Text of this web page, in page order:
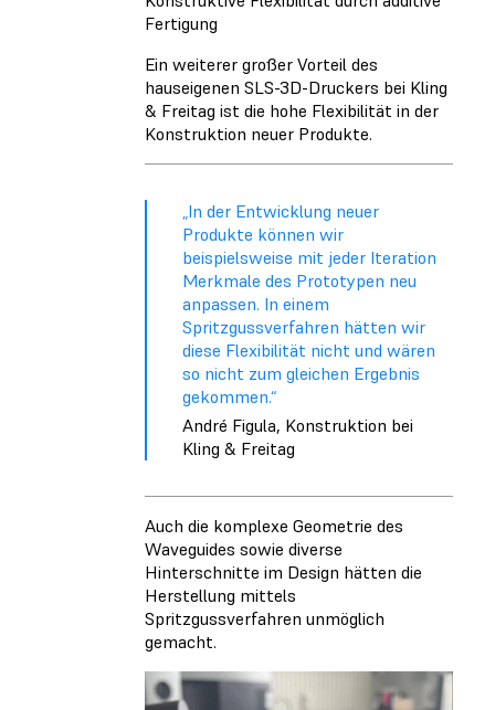
Fertigung
Ein weiterer großer Vorteil des
hauseigenen SLS-3D-Druckers bei Kling
& Freitag ist die hohe Flexibilität in der
Konstruktion neuer Produkte.
„In der Entwicklung neuer
Produkte können wir
beispielsweise mit jeder Iteration
Merkmale des Prototypen neu
anpassen. In einem
Spritzgussverfahren hätten wir
diese Flexibilität nicht und wären
so nicht zum gleichen Ergebnis
gekommen.“
André Figula, Konstruktion bei
Kling & Freitag
Auch die komplexe Geometrie des
Waveguides sowie diverse
Hinterschnitte im Design hätten die
Herstellung mittels
Spritzgussverfahren unmöglich
gemacht.